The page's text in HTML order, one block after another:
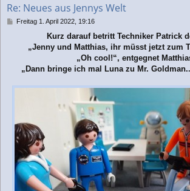
Re: Neues aus Jennys Welt
BFreitag 1. April 2022, 19:16
Kurz darauf betritt Techniker Patrick
„Jenny und Matthias, ihr müsst jetzt zum
„Oh cool!“, entgegnet
„Dann bringe ich mal Luna zu Mr.